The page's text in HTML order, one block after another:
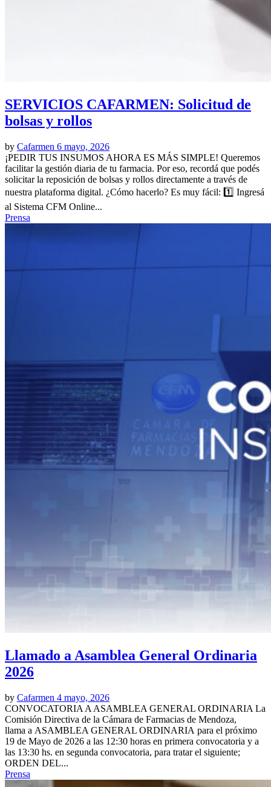
SERVICIOS CAFARMEN: Solicitud de
bolsas y rollos
by Cafarmen 6 mayo, 2026
¡PEDIR TUS INSUMOS AHORA ES MÁS SIMPLE! Queremos
facilitar la gestión diaria de tu farmacia. Por eso, recordá que podés
solicitar la reposición de bolsas y rollos directamente a través de
nuestra plataforma digital. ¿Cómo hacerlo? Es muy fácil: 1️⃣ Ingresá
al Sistema CFM Online...
Prensa
Llamado a Asamblea General Ordinaria
2026
by Cafarmen 4 mayo, 2026
CONVOCATORIA A ASAMBLEA GENERAL ORDINARIA La
Comisión Directiva de la Cámara de Farmacias de Mendoza,
llama a ASAMBLEA GENERAL ORDINARIA para el próximo
19 de Mayo de 2026 a las 12:30 horas en primera convocatoria y a
las 13:30 hs. en segunda convocatoria, para tratar el siguiente;
ORDEN DEL...
Prensa